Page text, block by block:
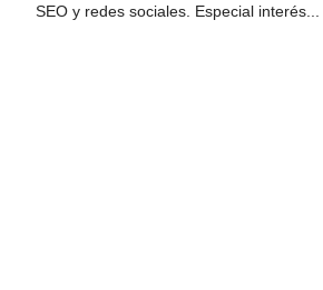
SEO y redes sociales. Especial interés